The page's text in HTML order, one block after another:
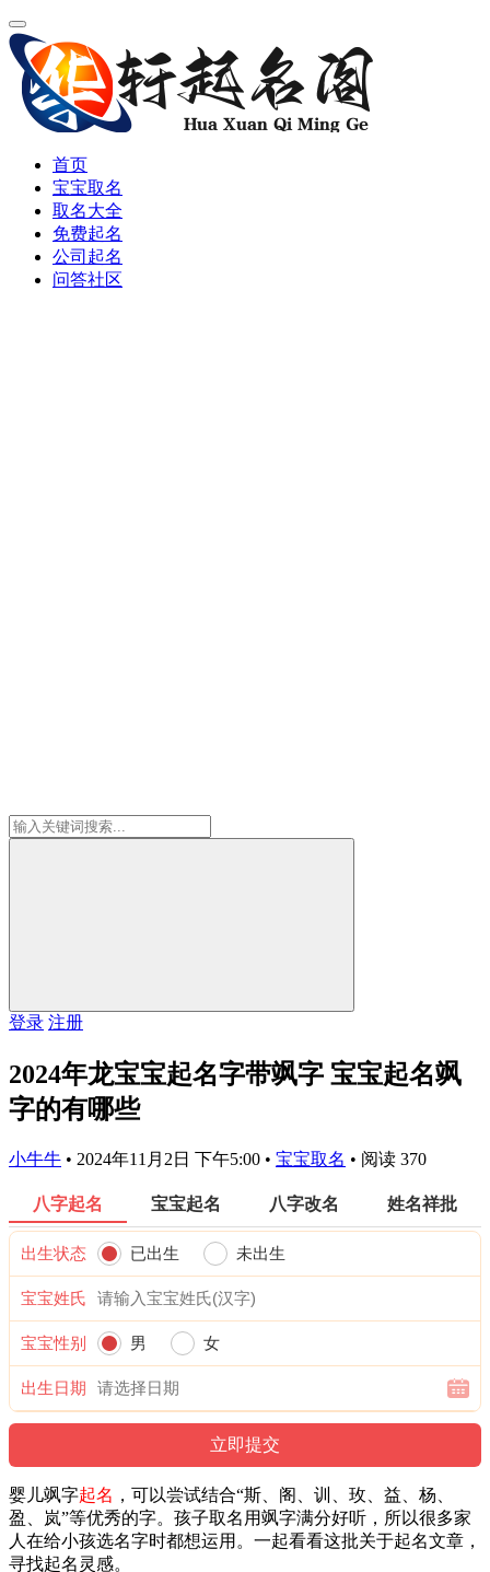
首页
宝宝取名
取名大全
免费起名
公司起名
问答社区
登录 注册
2024年龙宝宝起名字带飒字 宝宝起名飒
字的有哪些
小牛牛 • 2024年11月2日 下午5:00 • 宝宝取名 • 阅读 370
八字起名 宝宝起名 八字改名 姓名祥批
出生状态 已出生 未出生
宝宝姓氏
宝宝性别 男 女
出生日期
婴儿飒字起名 ，可以尝试结合“斯、阁、训、玫、益、杨、
盈、岚”等优秀的字。孩子取名用飒字满分好听，所以很多家
人在给小孩选名字时都想运用。一起看看这批关于起名文章，
寻找起名灵感。